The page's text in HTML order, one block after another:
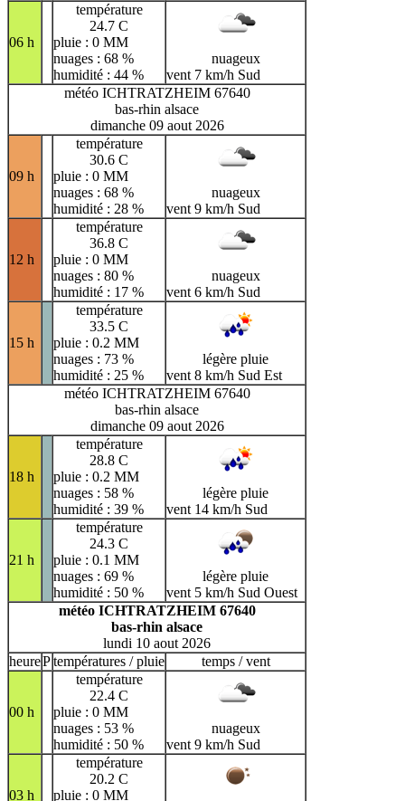
06 h
température
24.7 C
pluie : 0 MM
nuages : 68 %
humidité : 44 %
nuageux
vent 7 km/h Sud
météo ICHTRATZHEIM 67640
bas-rhin alsace
dimanche 09 aout 2026
09 h
température
30.6 C
pluie : 0 MM
nuages : 68 %
humidité : 28 %
nuageux
vent 9 km/h Sud
12 h
température
36.8 C
pluie : 0 MM
nuages : 80 %
humidité : 17 %
nuageux
vent 6 km/h Sud
15 h
température
33.5 C
pluie : 0.2 MM
nuages : 73 %
humidité : 25 %
légère pluie
vent 8 km/h Sud Est
météo ICHTRATZHEIM 67640
bas-rhin alsace
dimanche 09 aout 2026
18 h
température
28.8 C
pluie : 0.2 MM
nuages : 58 %
humidité : 39 %
légère pluie
vent 14 km/h Sud
21 h
température
24.3 C
pluie : 0.1 MM
nuages : 69 %
humidité : 50 %
légère pluie
vent 5 km/h Sud Ouest
météo ICHTRATZHEIM 67640
bas-rhin alsace
lundi 10 aout 2026
heurePtempératures / pluie temps / vent
00 h
température
22.4 C
pluie : 0 MM
nuages : 53 %
humidité : 50 %
nuageux
vent 9 km/h Sud
03 h
température
20.2 C
pluie : 0 MM